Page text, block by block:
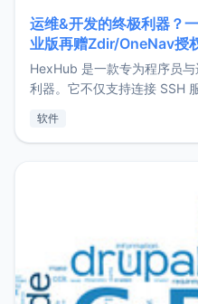
运维&开发的终极利器？
业版再赠Zdir/OneNav授
HexHub 是一款专为程序员
利器。它不仅支持连接 SSH
件间频繁切换，仅凭
软件